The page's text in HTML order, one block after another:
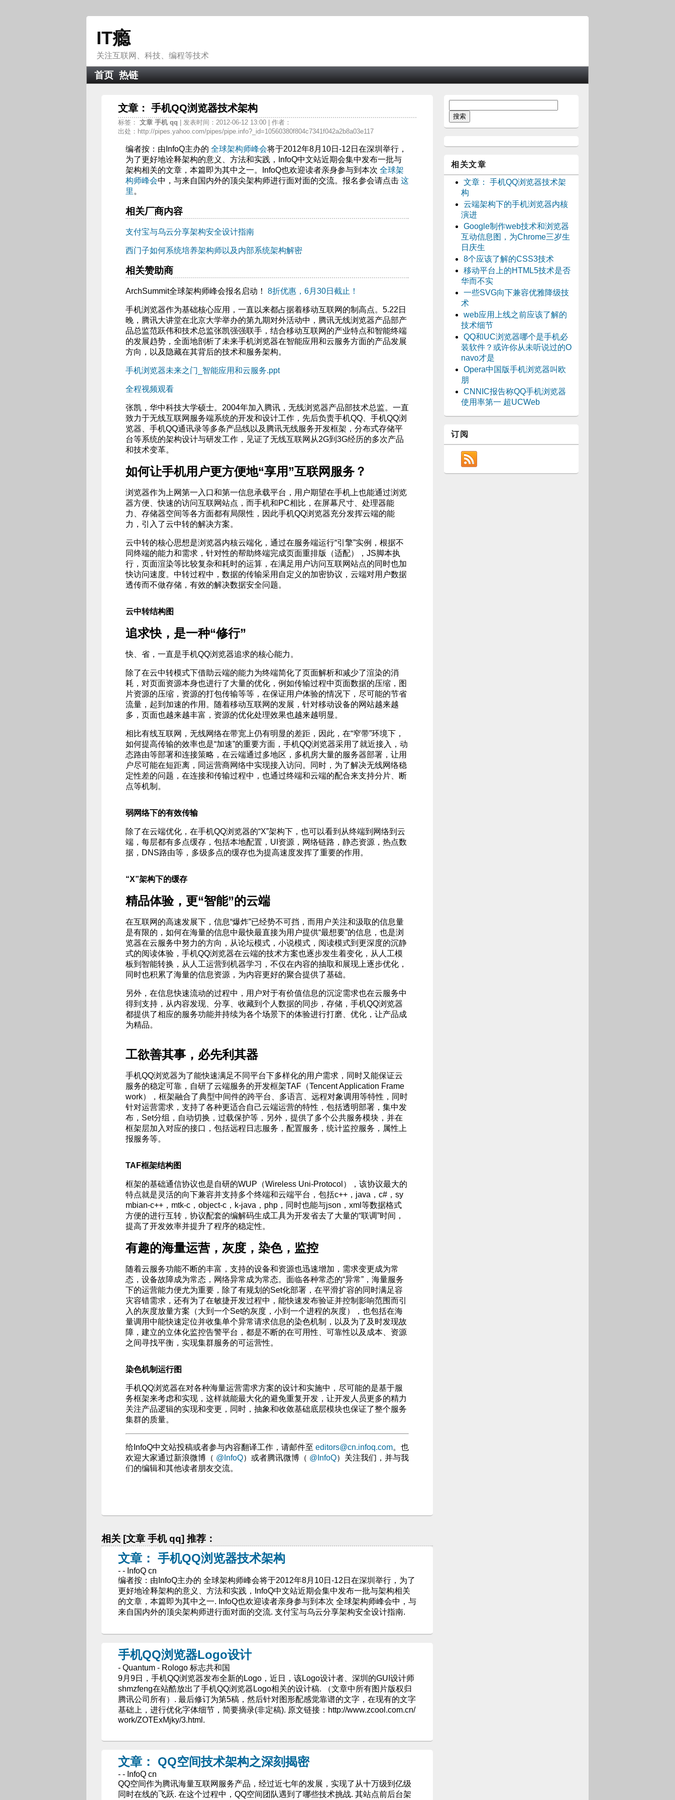
IT瘾
关注互联网、科技、编程等技术
首页 热链
文章： 手机QQ浏览器技术架构
标签： 文章 手机 qq
| 发表时间：2012-06-12 13:00 | 作者：
出处：http://pipes.yahoo.com/pipes/pipe.info?_id=10560380f804c7341f042a2b8a03e117
编者按：由InfoQ主办的 全球架构师峰会将于2012年8月10日-12日在深圳举行，
为了更好地诠释架构的意义、方法和实践，InfoQ中文站近期会集中发布一批与
架构相关的文章，本篇即为其中之一。InfoQ也欢迎读者亲身参与到本次 全球架
构师峰会中，与来自国内外的顶尖架构师进行面对面的交流。报名参会请点击 这
里 。
相关厂商内容
支付宝与乌云分享架构安全设计指南
西门子如何系统培养架构师以及内部系统架构解密
相关赞助商
ArchSummit全球架构师峰会报名启动！ 8折优惠，6月30日截止！
手机浏览器作为基础核心应用，一直以来都占据着移动互联网的制高点。5.22日
晚，腾讯大讲堂在北京大学举办的第九期对外活动中，腾讯无线浏览器产品部产
品总监范跃伟和技术总监张凯强强联手，结合移动互联网的产业特点和智能终端
的发展趋势，全面地剖析了未来手机浏览器在智能应用和云服务方面的产品发展
方向，以及隐藏在其背后的技术和服务架构。
手机浏览器未来之门_智能应用和云服务.ppt
全程视频观看
张凯，华中科技大学硕士。2004年加入腾讯，无线浏览器产品部技术总监。一直
致力于无线互联网服务端系统的开发和设计工作，先后负责手机QQ、手机QQ浏
览器、手机QQ通讯录等多条产品线以及腾讯无线服务开发框架，分布式存储平
台等系统的架构设计与研发工作，见证了无线互联网从2G到3G经历的多次产品
和技术变革。
如何让手机用户更方便地“享用”互联网服务？
浏览器作为上网第一入口和第一信息承载平台，用户期望在手机上也能通过浏览
器方便、快速的访问互联网站点，而手机和PC相比，在屏幕尺寸、处理器能
力、存储器空间等各方面都有局限性，因此手机QQ浏览器充分发挥云端的能
力，引入了云中转的解决方案。
云中转的核心思想是浏览器内核云端化，通过在服务端运行“引擎”实例，根据不
同终端的能力和需求，针对性的帮助终端完成页面重排版（适配），JS脚本执
行，页面渲染等比较复杂和耗时的运算，在满足用户访问互联网站点的同时也加
快访问速度。中转过程中，数据的传输采用自定义的加密协议，云端对用户数据
透传而不做存储，有效的解决数据安全问题。
云中转结构图
追求快，是一种“修行”
快、省，一直是手机QQ浏览器追求的核心能力。
除了在云中转模式下借助云端的能力为终端简化了页面解析和减少了渲染的消
耗，对页面资源本身也进行了大量的优化，例如传输过程中页面数据的压缩，图
片资源的压缩，资源的打包传输等等，在保证用户体验的情况下，尽可能的节省
流量，起到加速的作用。随着移动互联网的发展，针对移动设备的网站越来越
多，页面也越来越丰富，资源的优化处理效果也越来越明显。
相比有线互联网，无线网络在带宽上仍有明显的差距，因此，在“窄带”环境下，
如何提高传输的效率也是“加速”的重要方面，手机QQ浏览器采用了就近接入，动
态路由等部署和连接策略，在云端通过多地区，多机房大量的服务器部署，让用
户尽可能在短距离，同运营商网络中实现接入访问。同时，为了解决无线网络稳
定性差的问题，在连接和传输过程中，也通过终端和云端的配合来支持分片、断
点等机制。
弱网络下的有效传输
除了在云端优化，在手机QQ浏览器的“X”架构下，也可以看到从终端到网络到云
端，每层都有多点缓存，包括本地配置，UI资源，网络链路，静态资源，热点数
据，DNS路由等，多级多点的缓存也为提高速度发挥了重要的作用。
“X”架构下的缓存
精品体验，更“智能”的云端
在互联网的高速发展下，信息“爆炸”已经势不可挡，而用户关注和汲取的信息量
是有限的，如何在海量的信息中最快最直接为用户提供“最想要”的信息，也是浏
览器在云服务中努力的方向，从论坛模式，小说模式，阅读模式到更深度的沉静
式的阅读体验，手机QQ浏览器在云端的技术方案也逐步发生着变化，从人工模
板到智能转换，从人工运营到机器学习，不仅在内容的抽取和展现上逐步优化，
同时也积累了海量的信息资源，为内容更好的聚合提供了基础。
另外，在信息快速流动的过程中，用户对于有价值信息的沉淀需求也在云服务中
得到支持，从内容发现、分享、收藏到个人数据的同步，存储，手机QQ浏览器
都提供了相应的服务功能并持续为各个场景下的体验进行打磨、优化，让产品成
为精品。
工欲善其事，必先利其器
手机QQ浏览器为了能快速满足不同平台下多样化的用户需求，同时又能保证云
服务的稳定可靠，自研了云端服务的开发框架TAF（Tencent Application Frame
work），框架融合了典型中间件的跨平台、多语言、远程对象调用等特性，同时
针对运营需求，支持了各种更适合自己云端运营的特性，包括透明部署，集中发
布，Set分组，自动切换，过载保护等，另外，提供了多个公共服务模块，并在
框架层加入对应的接口，包括远程日志服务，配置服务，统计监控服务，属性上
报服务等。
TAF框架结构图
框架的基础通信协议也是自研的WUP（Wireless Uni-Protocol），该协议最大的
特点就是灵活的向下兼容并支持多个终端和云端平台，包括c++，java，c#，sy
mbian-c++，mtk-c，object-c，k-java，php，同时也能与json，xml等数据格式
方便的进行互转，协议配套的编解码生成工具为开发省去了大量的“联调”时间，
提高了开发效率并提升了程序的稳定性。
有趣的海量运营，灰度，染色，监控
随着云服务功能不断的丰富，支持的设备和资源也迅速增加，需求变更成为常
态，设备故障成为常态，网络异常成为常态。面临各种常态的“异常”，海量服务
下的运营能力便尤为重要，除了有规划的Set化部署，在平滑扩容的同时满足容
灾容错需求，还有为了在敏捷开发过程中，能快速发布验证并控制影响范围而引
入的灰度放量方案（大到一个Set的灰度，小到一个进程的灰度），也包括在海
量调用中能快速定位并收集单个异常请求信息的染色机制，以及为了及时发现故
障，建立的立体化监控告警平台，都是不断的在可用性、可靠性以及成本、资源
之间寻找平衡，实现集群服务的可运营性。
染色机制运行图
手机QQ浏览器在对各种海量运营需求方案的设计和实施中，尽可能的是基于服
务框架来考虑和实现，这样就能最大化的避免重复开发，让开发人员更多的精力
关注产品逻辑的实现和变更，同时，抽象和收敛基础底层模块也保证了整个服务
集群的质量。
给InfoQ中文站投稿或者参与内容翻译工作，请邮件至 editors@cn.infoq.com。也
欢迎大家通过新浪微博（ @InfoQ）或者腾讯微博（ @InfoQ）关注我们，并与我
们的编辑和其他读者朋友交流。
相关 [文章 手机 qq] 推荐：
文章： 手机QQ浏览器技术架构
- - InfoQ cn
编者按：由InfoQ主办的 全球架构师峰会将于2012年8月10日-12日在深圳举行，为了
更好地诠释架构的意义、方法和实践，InfoQ中文站近期会集中发布一批与架构相关
的文章，本篇即为其中之一. InfoQ也欢迎读者亲身参与到本次 全球架构师峰会中，与
来自国内外的顶尖架构师进行面对面的交流. 支付宝与乌云分享架构安全设计指南.
手机QQ浏览器Logo设计
- Quantum - Rologo 标志共和国
9月9日，手机QQ浏览器发布全新的Logo，近日，该Logo设计者、深圳的GUI设计师
shmzfeng在站酷放出了手机QQ浏览器Logo相关的设计稿. （文章中所有图片版权归
腾讯公司所有）. 最后修订为第5稿，然后针对图形配感觉靠谱的文字，在现有的文字
基础上，进行优化字体细节，简要摘录(非定稿). 原文链接：http://www.zcool.com.cn/
work/ZOTExMjky/3.html.
文章： QQ空间技术架构之深刻揭密
- - InfoQ cn
QQ空间作为腾讯海量互联网服务产品，经过近七年的发展，实现了从十万级到亿级
同时在线的飞跃. 在这个过程中，QQ空间团队遇到了哪些技术挑战. 其站点前后台架
相关文章
文章： 手机QQ浏览器技术架
构
云端架构下的手机浏览器内核
演进
Google制作web技术和浏览器
互动信息图，为Chrome三岁生
日庆生
8个应该了解的CSS3技术
移动平台上的HTML5技术是否
华而不实
一些SVG向下兼容优雅降级技
术
web应用上线之前应该了解的
技术细节
QQ和UC浏览器哪个是手机必
装软件？或许你从未听说过的O
navo才是
Opera中国版手机浏览器叫欧
朋
CNNIC报告称QQ手机浏览器
使用率第一 超UCWeb
订阅